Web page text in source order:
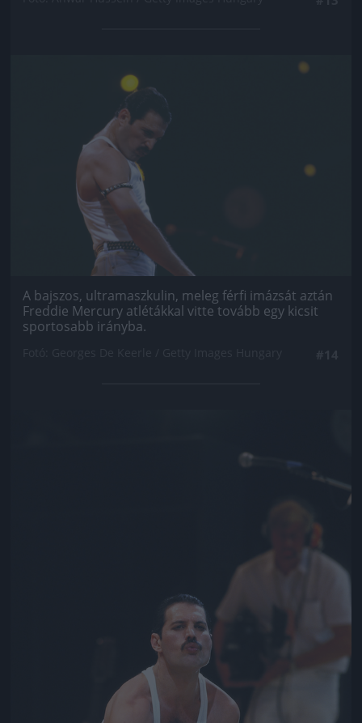
Jön még kép!
A bajszos, ultramaszkulin, meleg férfi imázsát aztán
Freddie Mercury atlétákkal vitte tovább egy kicsit
sportosabb irányba.